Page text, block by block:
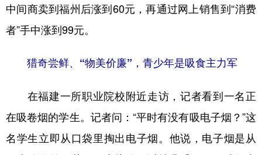
中间商卖到福州后涨到60元，再通过网上销售到“消费
者”手中涨到99元。
猎奇尝鲜、“物美价廉”，青少年是吸食主力军
在福建一所职业院校附近走访，记者看到一名正
在吸卷烟的学生。记者问：“平时有没有吸电子烟？”这
名学生立即从口袋里掏出电子烟。他说，电子烟是从